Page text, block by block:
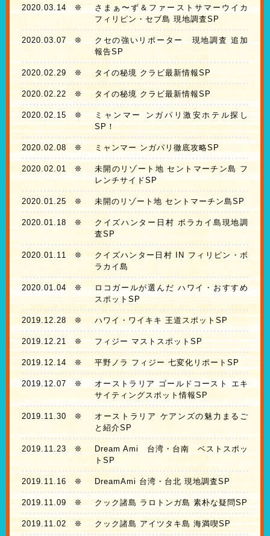
2020.03.14 ❊
さまぁ〜ず＆ファーストサマーウイカ
フィリピン・セブ島 現地調査SP
2020.03.07 ❊
クセの強いリポーター 現地調査 追加
報告SP
2020.02.29 ❊ タイの秘境 クラビ最新情報SP
2020.02.22 ❊ タイの秘境 クラビ最新情報SP
2020.02.15 ❊
ミャンマー ンガパリ激安ホテル探し
SP！
2020.02.08 ❊ ミャンマー ンガパリ徹底攻略SP
2020.02.01 ❊
未開のリゾート地 セントマーチン島 フ
レンチサイドSP
2020.01.25 ❊ 未開のリゾート地 セントマーチン島SP
2020.01.18 ❊
クイズハンター日村 ボラカイ島現地調
査SP
2020.01.11❊
クイズハンター日村 IN フィリピン・ボ
ラカイ島
2020.01.04 ❊
ロコガールが選んだ ハワイ・おすすめ
スポットSP
2019.12.28 ❊ ハワイ・ワイキキ 王道スポットSP
2019.12.21 ❊ フィジー マストスポットSP
2019.12.14 ❊ 平野ノラ フィジー 七変化リポートSP
2019.12.07 ❊
オーストラリア ゴールドコースト エキ
サイティングスポット情報SP
2019.11.30 ❊
オーストラリア ケアンズの魅力まるご
と紹介SP
2019.11.23 ❊
Dream Ami 台湾・台南 ベストスポッ
トSP
2019.11.16 ❊ DreamAmi 台湾・台北 現地調査SP
2019.11.09❊ クック諸島 ラロトンガ島 素朴な疑問SP
2019.11.02❊ クック諸島 アイツタキ島 海満喫SP